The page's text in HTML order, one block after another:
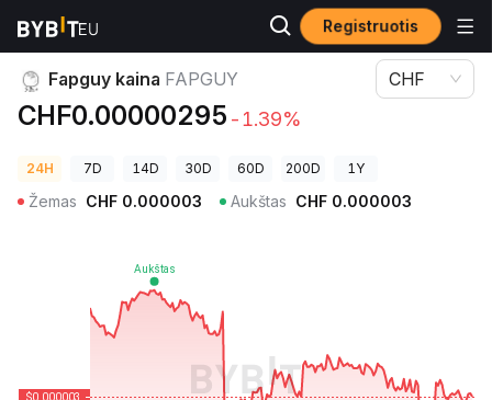
Registruotis
Kriptovaliutų kainos Fapguy kaina FAPGUY
Fapguy kaina FAPGUY
CHF0.00000295 -1.39%
CHF
24H 7D 14D 30D 60D 200D 1Y
Žemas CHF 0.000003 Aukštas CHF 0.000003